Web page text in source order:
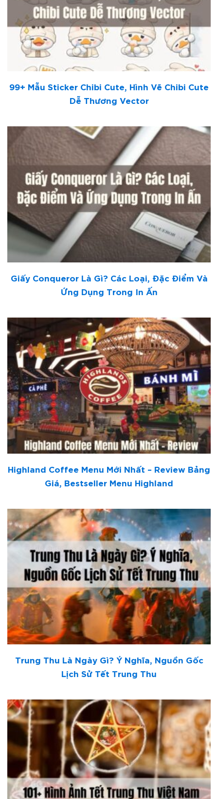
99+ Mẫu Sticker Chibi Cute, Hình Vẽ Chibi Cute
Dễ Thương Vector
Giấy Conqueror Là Gì? Các Loại, Đặc Điểm Và
Ứng Dụng Trong In Ấn
Highland Coffee Menu Mới Nhất – Review Bảng
Giá, Bestseller Menu Highland
Trung Thu Là Ngày Gì? Ý Nghĩa, Nguồn Gốc
Lịch Sử Tết Trung Thu